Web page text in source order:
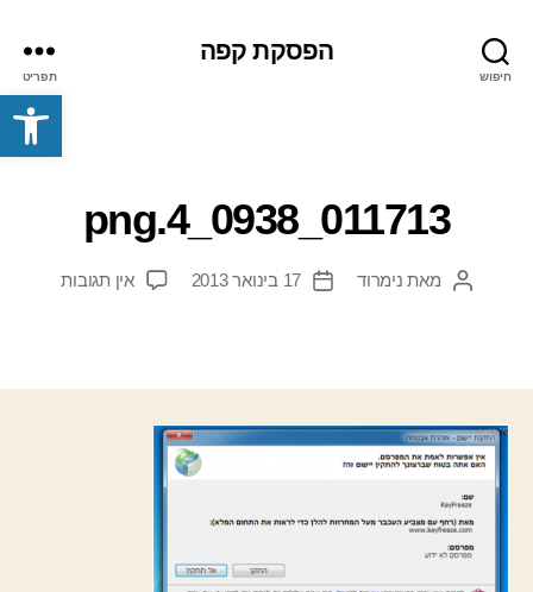
פתח סרגל נגישות
חיפוש
הפסקת קפה
תפריט
011713_0938_4.png
המחבר
מאת נימרוד
תאריך
17 בינואר 2013 אין תגובותעל